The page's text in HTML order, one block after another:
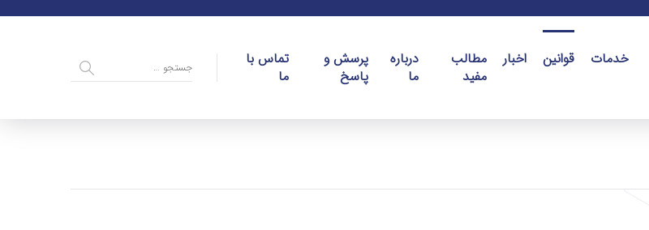
خدمات قوانین اخبار
مطالب
مفید
درباره
ما
پرسش و
پاسخ
تماس با
ما